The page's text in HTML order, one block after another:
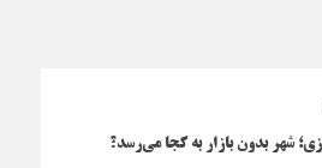
شهر بدون بازار به کجا می‌رسد؟